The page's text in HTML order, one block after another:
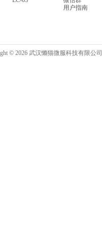
用户指南
© 2026 武汉懒猫微服科技有限公司